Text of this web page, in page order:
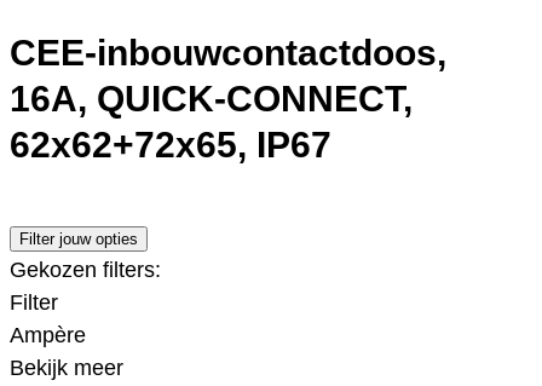
CEE-inbouwcontactdoos,
16A, QUICK-CONNECT,
62x62+72x65, IP67
Filter jouw opties
Gekozen filters:
Filter
Ampère
Bekijk meer